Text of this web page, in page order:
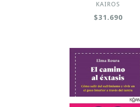
KAIROS
$31.690